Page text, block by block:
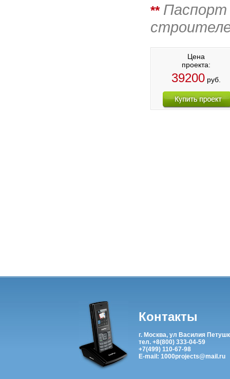
** Паспорт
Цена
проекта:
39200руб.
Контакты
г. Москва, ул Василия
тел. +8(800) 333-04-59
+7(499) 110-67-98
E-mail: 1000projects@mail.ru